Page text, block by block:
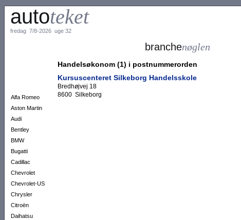
autoteket
fredag 7/8-2026 uge 32
Alfa Romeo
Aston Martin
Audi
Bentley
BMW
Bugatti
Cadillac
Chevrolet
Chevrolet-US
Chrysler
Citroën
Daihatsu
branchenøglen
Handelsøkonom (1) i postnummerorden
Kursuscenteret Silkeborg Handelsskole
Bredhøjvej 18
8600 Silkeborg